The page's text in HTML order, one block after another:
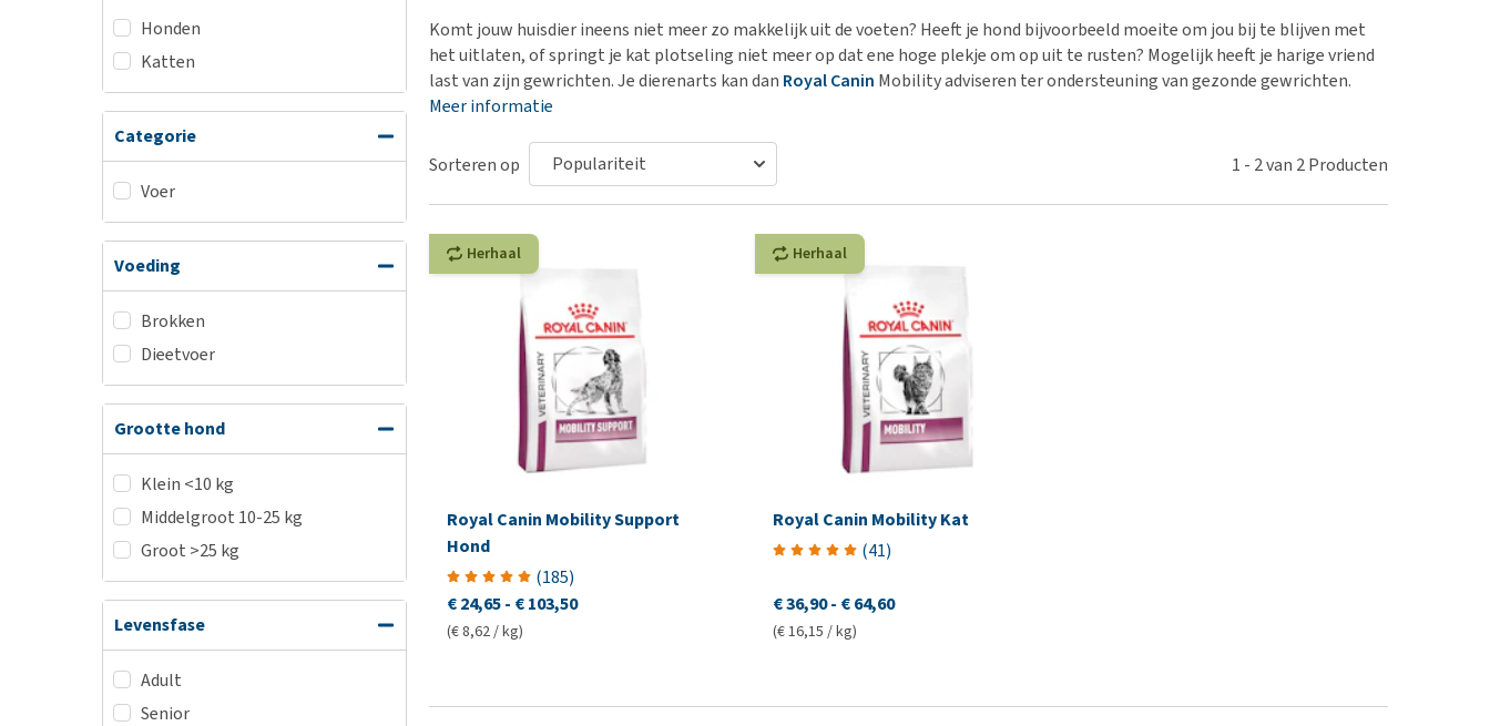
Biologisch hondenvoer
Vegan hondenvoer
Bekijk alles
Voer- en drinkbakken
Op reis en onderweg
Bekijk alles
Puppy apotheek
Vuurwerkangst
Ouderdom en dementie
Overgewicht en conditie
Puppy apotheek
Vuurwerkangst
Bekijk alles
Ouderdom en dementie
Overgewicht en conditie
Help! Mijn hond plast in
huis. Wat nu?
Honden
Katten
Categorie
Voer
Voeding
Brokken
Dieetvoer
Grootte hond
Klein <10 kg
Middelgroot 10-25 kg
Groot >25 kg
Levensfase
Adult
Senior
Komt jouw huisdier ineens niet meer zo makkelijk uit de voeten? Heeft je hond bijvoorbeeld moeite om jou bij te blijven met
het uitlaten, of springt je kat plotseling niet meer op dat ene hoge plekje om op uit te rusten? Mogelijk heeft je harige vriend
last van zijn gewrichten. Je dierenarts kan dan Royal Canin Mobility adviseren ter ondersteuning van gezonde gewrichten.
Meer informatie
Sorteren op 1 - 2van 2Producten
Herhaal
Royal Canin Mobility Support
Hond
(185)
€ 24,65- € 103,50
(€ 8,62 / kg)
Herhaal
Royal Canin Mobility Kat
(41)
€ 36,90 - € 64,60
(€ 16,15 / kg)